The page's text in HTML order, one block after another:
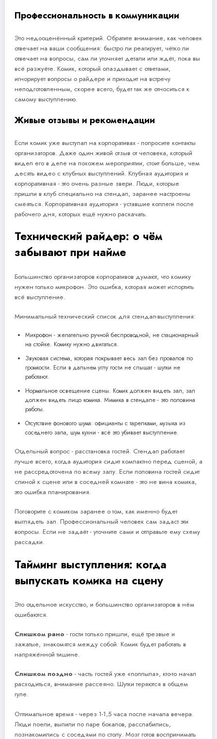
Профессиональность в коммуникации
Это недооценённый критерий. Обратите внимание, как человек
отвечает на ваши сообщения: быстро ли реагирует, чётко ли
отвечает на вопросы, сам ли уточняет детали или ждёт, пока вы
всё разжуёте. Комик, который опаздывает с ответами,
игнорирует вопросы о райдере и приходит на встречу
неподготовленным, скорее всего, будет так же относиться к
самому выступлению.
Живые отзывы и рекомендации
Если комик уже выступал на корпоративах - попросите контакты
организаторов. Даже один живой отзыв от человека, который
видел его в деле на похожем мероприятии, стоит больше, чем
десять видео с клубных выступлений. Клубная аудитория и
корпоративная - это очень разные звери. Люди, которые
пришли в клуб специально на стендап, заранее настроены
смеяться. Корпоративная аудитория - уставшие коллеги после
рабочего дня, которых ещё нужно раскачать.
Технический райдер: о чём
забывают при найме
Большинство организаторов корпоративов думают, что комику
нужен только микрофон. Это ошибка, которая может испортить
всё выступление.
Минимальный технический список для стендап-выступления:
Микрофон - желательно ручной беспроводной, не стационарный
на стойке. Комику нужно двигаться.
Звуковая система, которая покрывает весь зал без провалов по
громкости. Если в дальнем углу гости не слышат - шутки не
работают.
Нормальное освещение сцены. Комик должен видеть зал, зал
должен видеть лицо комика. Мимика в стендапе - это половина
работы.
Отсутствие фонового шума: официанты с тарелками, музыка из
соседнего зала, шум кухни - всё это убивает выступление.
Отдельный вопрос - расстановка гостей. Стендап работает
лучше всего, когда аудитория сидит компактно перед сценой, а
не рассредоточена по всему залу. Если половина гостей сидит
спиной к сцене или в соседней комнате - это не вина комика,
это ошибка планирования.
Поговорите с комиком заранее о том, как именно будет
выглядеть зал. Профессиональный человек сам задаст эти
вопросы. Если не задаёт - уточните сами и отправьте ему схему
рассадки.
Тайминг выступления: когда
выпускать комика на сцену
Это отдельное искусство, и большинство организаторов в нём
ошибаются.
Слишком рано - гости только пришли, ещё трезвые и
зажатые, знакомятся между собой. Комик будет работать в
напряжённой тишине.
Слишком поздно - часть гостей уже «поплыла», кто-то начал
расходиться, внимание рассеяно. Шутки теряются в общем
гуле.
Оптимальное время - через 1-1,5 часа после начала вечера.
Люди поели, выпили по паре бокалов, расслабились,
познакомились с соседями по столу. Мозг готов воспринимать